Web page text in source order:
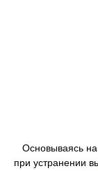
Основываясь на
при устранении